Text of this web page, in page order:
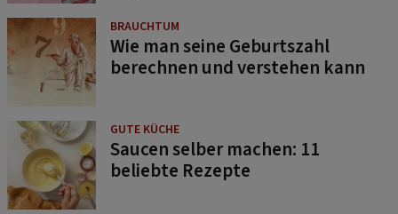
BRAUCHTUM
Wie man seine Geburtszahl
berechnen und verstehen kann
GUTE KÜCHE
Saucen selber machen: 11
beliebte Rezepte